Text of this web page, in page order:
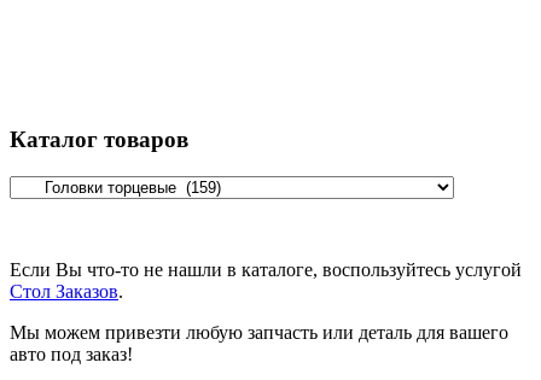
Каталог товаров
Если Вы что-то не нашли в каталоге, воспользуйтесь услугой
Стол Заказов.
Мы можем привезти любую запчасть или деталь для вашего
авто под заказ!